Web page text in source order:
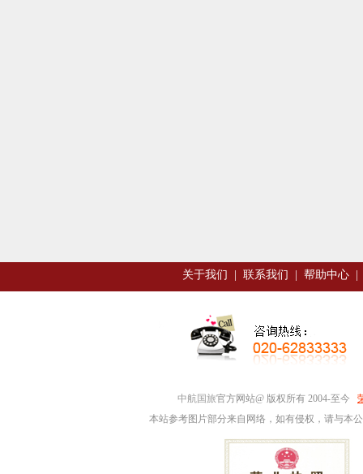
关于我们 联系我们 帮助中心
中航国旅官方网站@ 版权所有 2004-至今
本站参考图片部分来自网络，如有侵权，请与本